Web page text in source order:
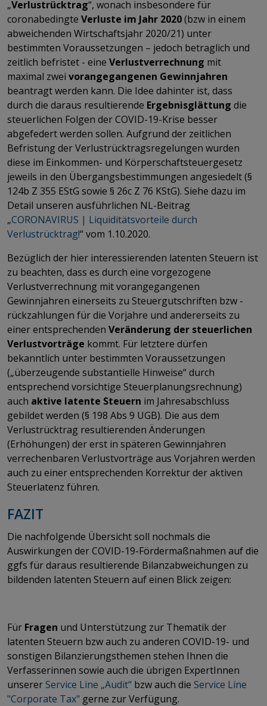
„Verlustrücktrag“, wonach insbesondere für
coronabedingte Verluste im Jahr 2020(bzw in einem
abweichenden Wirtschaftsjahr 2020/21) unter
bestimmten Voraussetzungen – jedoch betraglich und
zeitlich befristet - eine Verlustverrechnung mit
maximal zwei vorangegangenen Gewinnjahren
beantragt werden kann. Die Idee dahinter ist, dass
durch die daraus resultierende Ergebnisglättung die
steuerlichen Folgen der COVID-19-Krise besser
abgefedert werden sollen. Aufgrund der zeitlichen
Befristung der Verlustrücktragsregelungen wurden
diese im Einkommen- und Körperschaftsteuergesetz
jeweils in den Übergangsbestimmungen angesiedelt (§
124b Z 355 EStG sowie § 26c Z 76 KStG). Siehe dazu im
Detail unseren ausführlichen NL-Beitrag
„CORONAVIRUS | Liquiditätsvorteile durch
Verlustrücktrag!“ vom 1.10.2020.
Bezüglich der hier interessierenden latenten Steuern ist
zu beachten, dass es durch eine vorgezogene
Verlustverrechnung mit vorangegangenen
Gewinnjahren einerseits zu Steuergutschriften bzw -
rückzahlungen für die Vorjahre und andererseits zu
einer entsprechenden Veränderung der steuerlichen
Verlustvorträge kommt. Für letztere dürfen
bekanntlich unter bestimmten Voraussetzungen
(„überzeugende substantielle Hinweise“ durch
entsprechend vorsichtige Steuerplanungsrechnung)
auch aktive latente Steuern im Jahresabschluss
gebildet werden (§ 198 Abs 9 UGB). Die aus dem
Verlustrücktrag resultierenden Änderungen
(Erhöhungen) der erst in späteren Gewinnjahren
verrechenbaren Verlustvorträge aus Vorjahren werden
auch zu einer entsprechenden Korrektur der aktiven
Steuerlatenz führen.
FAZIT
Die nachfolgende Übersicht soll nochmals die
Auswirkungen der COVID-19-Fördermaßnahmen auf die
ggfs für daraus resultierende Bilanzabweichungen zu
bildenden latenten Steuern auf einen Blick zeigen:
Für Fragen und Unterstützung zur Thematik der
latenten Steuern bzw auch zu anderen COVID-19- und
sonstigen Bilanzierungsthemen stehen Ihnen die
Verfasserinnen sowie auch die übrigen ExpertInnen
unsererService Line „Audit“ bzw auch die Service Line
"Corporate Tax" gerne zur Verfügung.